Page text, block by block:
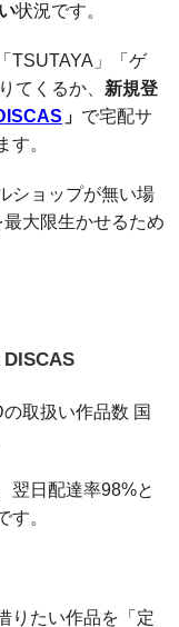
状況です。
TSUTAYA」「ゲ
てくるか、 新規登
」 で宅配サ
す。
ショップが無い場
大限生かせるため
DISCAS
取扱い作品数 国
翌日配達率98%と
す。
りたい作品を「定